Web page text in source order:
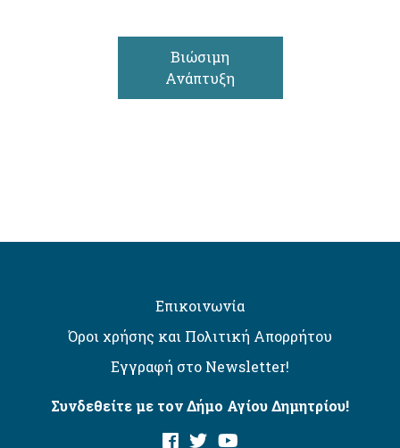
Βιώσιμη
Ανάπτυξη
Επικοινωνία
Όροι χρήσης και Πολιτική Απορρήτου
Εγγραφή στο Newsletter!
Συνδεθείτε με τον Δήμο Αγίου Δημητρίου!